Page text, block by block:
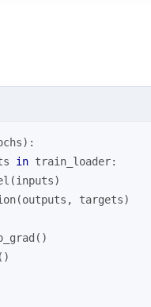
in train_loader:
targets)